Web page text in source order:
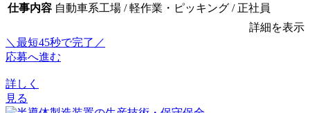
仕事内容 自動車系工場 / 軽作業・ピッキング / 正社員
詳細を表示
＼最短45秒で完了／
応募へ進む
詳しく
見る